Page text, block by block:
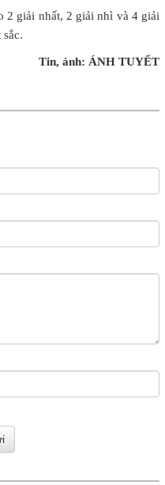
2 giải nhất, 2 giải nhì và 4 giải
Tin, ảnh: ÁNH TUYẾT